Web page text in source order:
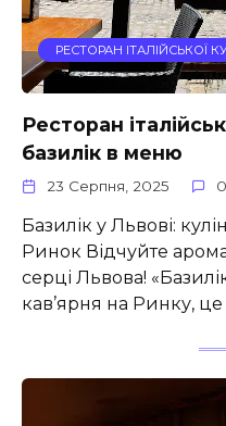
РЕСТОРАН ІТАЛІЙСЬКОЇ
Ресторан
базилік в меню
23 Серпня, 2025 0
Базилік у Львові:
Ринок Відчуйте
серці Львова!
кав’ярня на Ринку,